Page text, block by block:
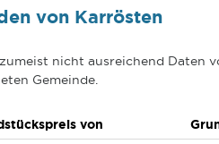
von Karrösten
nicht ausreichend Daten
Gemeinde.
von